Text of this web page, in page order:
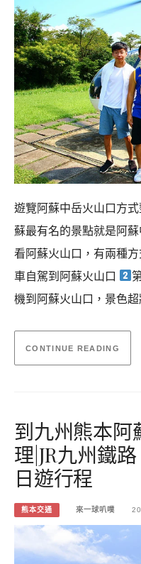
遊覽阿蘇中岳火山口方
蘇最有名的景點就是阿
看阿蘇火山口，有兩種方
車自駕到阿蘇火山口
機到阿蘇火山口，景色
CONTINUE READING
到九州熊本阿
理|JR九州鐵
日遊行程
熊本交通 來一球叭噗